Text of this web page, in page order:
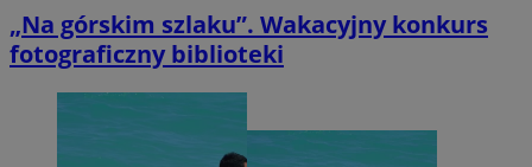
„Na górskim szlaku”. Wakacyjny konkurs
fotograficzny biblioteki